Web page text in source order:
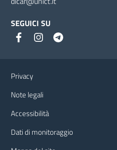
SEGUICI SU
Privacy
Note legali
Accessibilità
Dati di monitoraggio